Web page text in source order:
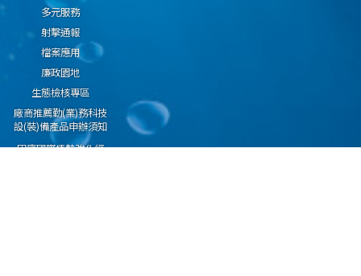
多元服務
射擊通報
檔案應用
廉政園地
生態檢核專區
廠商推薦勤(業)務科技
設(裝)備產品申辦須知
因應國際情勢強化經